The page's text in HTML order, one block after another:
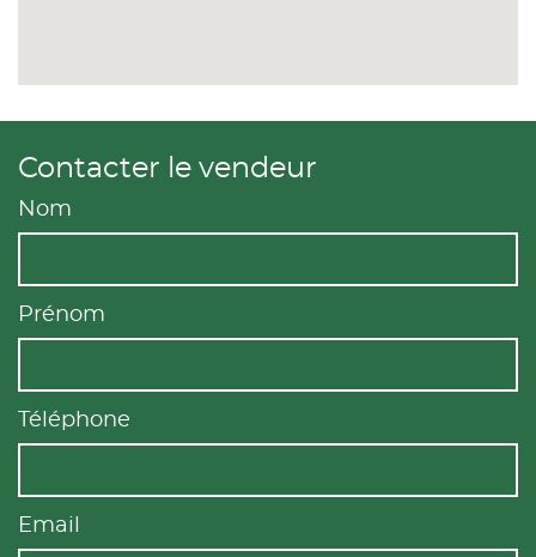
Contacter le vendeur
Nom
Prénom
Téléphone
Email